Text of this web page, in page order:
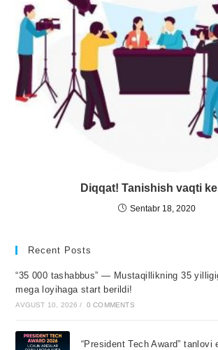
Diqqat! Tanishish vaqti
Sentabr 18, 2020
Recent Posts
“35 000 tashabbus” — Mustaqillikning 35
mega loyihaga start berildi!
AVGUST 10, 2026 / 0 COMMENTS
“President Tech Award” tanlovi